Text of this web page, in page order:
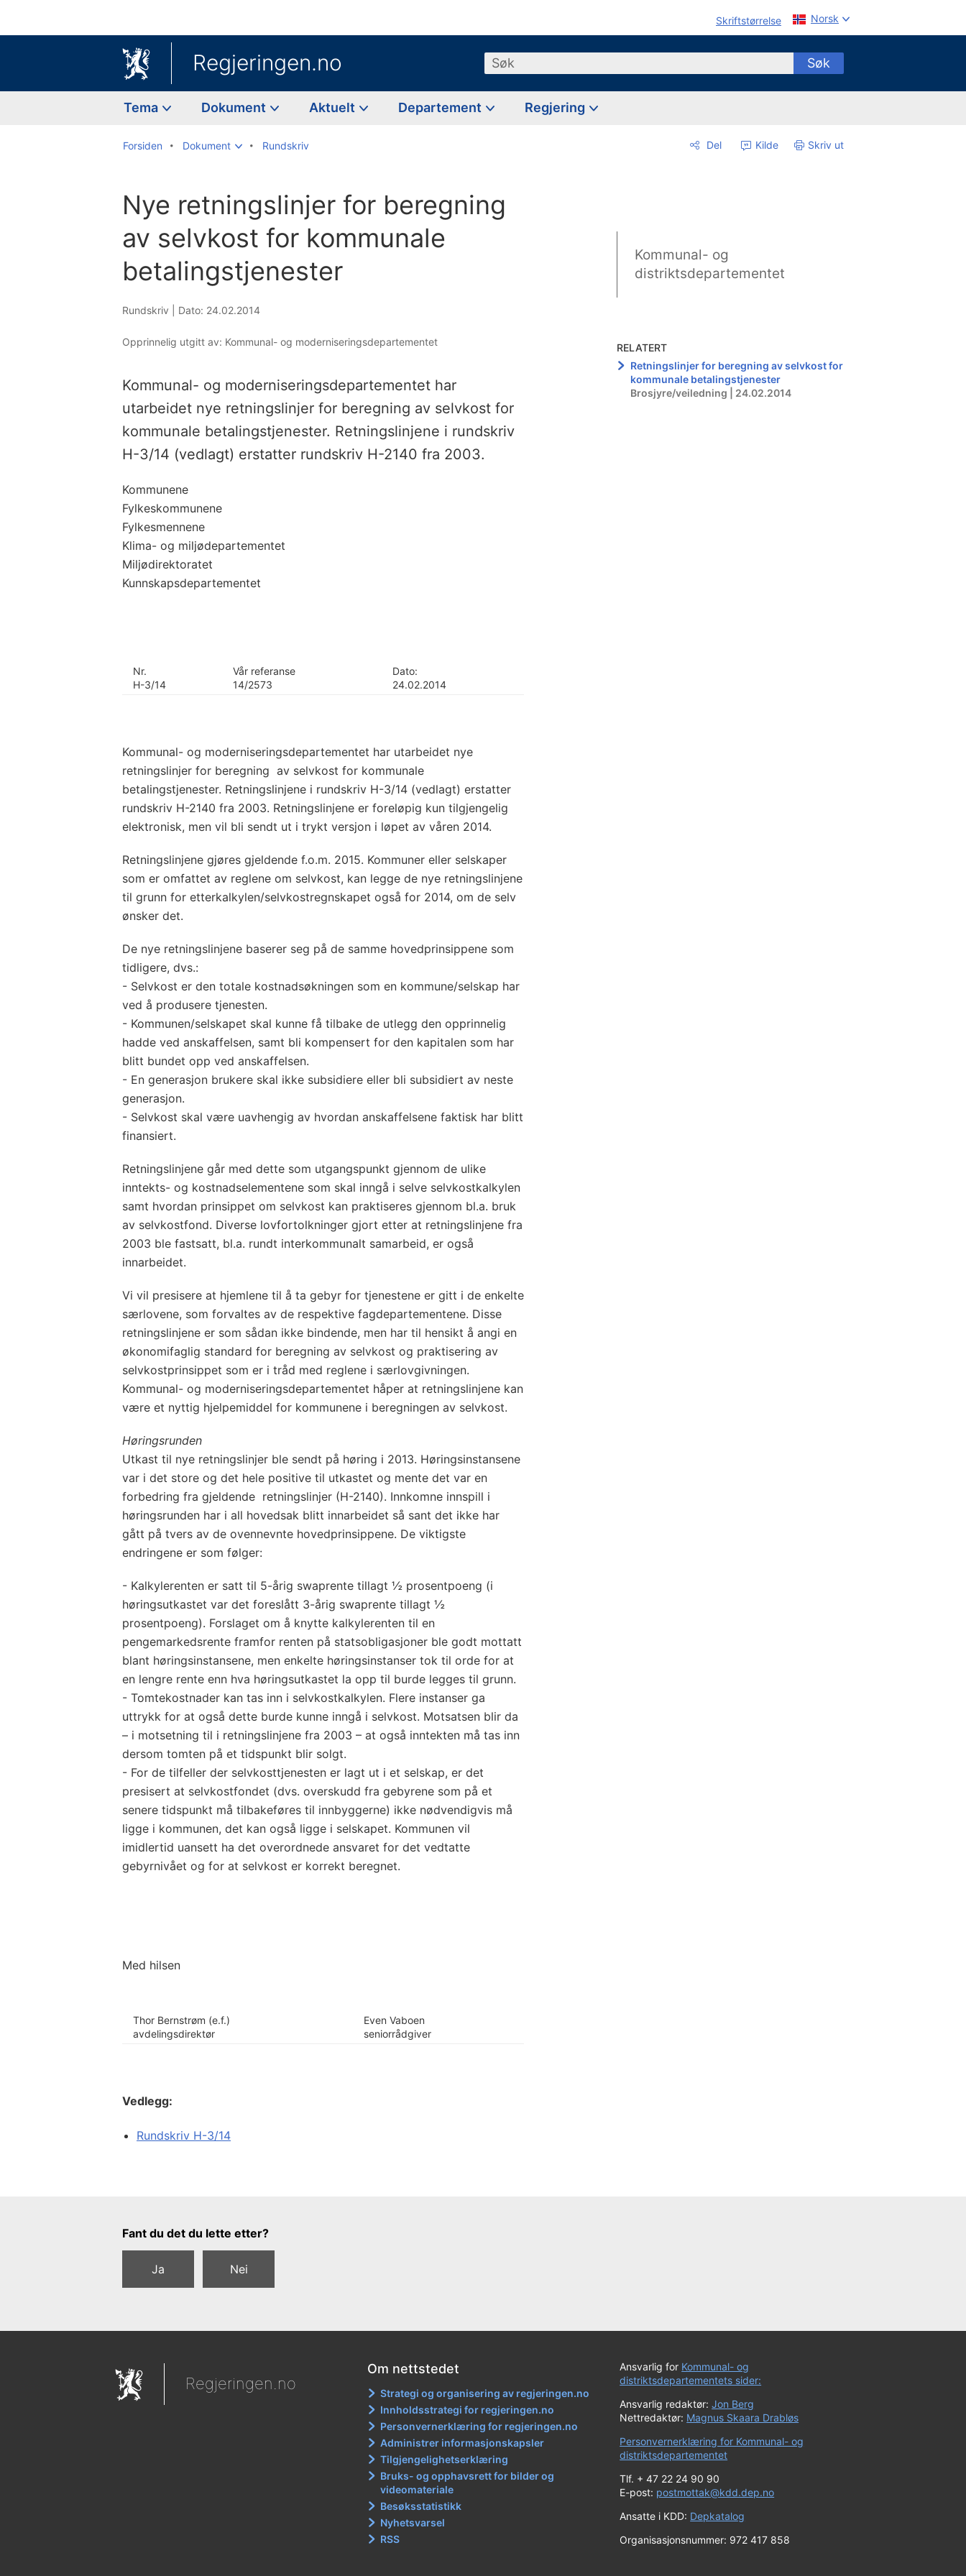
Skriftstørrelse Norsk
Regjeringen.no Søk Søk
Tema Dokument Aktuelt Departement Regjering
Forsiden Dokument Rundskriv Del Kilde Skriv ut
Nye retningslinjer for beregning
av selvkost for kommunale
betalingstjenester
Rundskriv | Dato: 24.02.2014
Opprinnelig utgitt av: Kommunal- og moderniseringsdepartementet
Kommunal- og moderniseringsdepartementet har
utarbeidet nye retningslinjer for beregning av selvkost for
kommunale betalingstjenester. Retningslinjene i rundskriv
H-3/14 (vedlagt) erstatter rundskriv H-2140 fra 2003.
Kommunene
Fylkeskommunene
Fylkesmennene
Klima- og miljødepartementet
Miljødirektoratet
Kunnskapsdepartementet
Nr.
H-3/14
Vår referanse
14/2573
Dato:
24.02.2014
Kommunal- og moderniseringsdepartementet har utarbeidet nye
retningslinjer for beregning av selvkost for kommunale
betalingstjenester. Retningslinjene i rundskriv H-3/14 (vedlagt) erstatter
rundskriv H-2140 fra 2003. Retningslinjene er foreløpig kun tilgjengelig
elektronisk, men vil bli sendt ut i trykt versjon i løpet av våren 2014.
Retningslinjene gjøres gjeldende f.o.m. 2015. Kommuner eller selskaper
som er omfattet av reglene om selvkost, kan legge de nye retningslinjene
til grunn for etterkalkylen/selvkostregnskapet også for 2014, om de selv
ønsker det.
De nye retningslinjene baserer seg på de samme hovedprinsippene som
tidligere, dvs.:
- Selvkost er den totale kostnadsøkningen som en kommune/selskap har
ved å produsere tjenesten.
- Kommunen/selskapet skal kunne få tilbake de utlegg den opprinnelig
hadde ved anskaffelsen, samt bli kompensert for den kapitalen som har
blitt bundet opp ved anskaffelsen.
- En generasjon brukere skal ikke subsidiere eller bli subsidiert av neste
generasjon.
- Selvkost skal være uavhengig av hvordan anskaffelsene faktisk har blitt
finansiert.
Retningslinjene går med dette som utgangspunkt gjennom de ulike
inntekts- og kostnadselementene som skal inngå i selve selvkostkalkylen
samt hvordan prinsippet om selvkost kan praktiseres gjennom bl.a. bruk
av selvkostfond. Diverse lovfortolkninger gjort etter at retningslinjene fra
2003 ble fastsatt, bl.a. rundt interkommunalt samarbeid, er også
innarbeidet.
Vi vil presisere at hjemlene til å ta gebyr for tjenestene er gitt i de enkelte
særlovene, som forvaltes av de respektive fagdepartementene. Disse
retningslinjene er som sådan ikke bindende, men har til hensikt å angi en
økonomifaglig standard for beregning av selvkost og praktisering av
selvkostprinsippet som er i tråd med reglene i særlovgivningen.
Kommunal- og moderniseringsdepartementet håper at retningslinjene kan
være et nyttig hjelpemiddel for kommunene i beregningen av selvkost.
Høringsrunden
Utkast til nye retningslinjer ble sendt på høring i 2013. Høringsinstansene
var i det store og det hele positive til utkastet og mente det var en
forbedring fra gjeldende retningslinjer (H-2140). Innkomne innspill i
høringsrunden har i all hovedsak blitt innarbeidet så sant det ikke har
gått på tvers av de ovennevnte hovedprinsippene. De viktigste
endringene er som følger:
- Kalkylerenten er satt til 5-årig swaprente tillagt ½ prosentpoeng (i
høringsutkastet var det foreslått 3-årig swaprente tillagt ½
prosentpoeng). Forslaget om å knytte kalkylerenten til en
pengemarkedsrente framfor renten på statsobligasjoner ble godt mottatt
blant høringsinstansene, men enkelte høringsinstanser tok til orde for at
en lengre rente enn hva høringsutkastet la opp til burde legges til grunn.
- Tomtekostnader kan tas inn i selvkostkalkylen. Flere instanser ga
uttrykk for at også dette burde kunne inngå i selvkost. Motsatsen blir da
– i motsetning til i retningslinjene fra 2003 – at også inntekten må tas inn
dersom tomten på et tidspunkt blir solgt.
- For de tilfeller der selvkosttjenesten er lagt ut i et selskap, er det
presisert at selvkostfondet (dvs. overskudd fra gebyrene som på et
senere tidspunkt må tilbakeføres til innbyggerne) ikke nødvendigvis må
ligge i kommunen, det kan også ligge i selskapet. Kommunen vil
imidlertid uansett ha det overordnede ansvaret for det vedtatte
gebyrnivået og for at selvkost er korrekt beregnet.
Med hilsen
Thor Bernstrøm (e.f.)
avdelingsdirektør
Even Vaboen
seniorrådgiver
Vedlegg:
Rundskriv H-3/14
Kommunal- og
distriktsdepartementet
RELATERT
Retningslinjer for beregning av selvkost for
kommunale betalingstjenester
Brosjyre/veiledning | 24.02.2014
Tilbakemeldingsskjema
Fant du det du lette etter?
Ja Nei
Regjeringen.no
Om nettstedet
Strategi og organisering av regjeringen.no
Innholdsstrategi for regjeringen.no
Personvernerklæring for regjeringen.no
Administrer informasjonskapsler
Tilgjengelighetserklæring
Bruks- og opphavsrett for bilder og
videomateriale
Besøksstatistikk
Nyhetsvarsel
RSS
Ansvarlig for Kommunal- og
distriktsdepartementets sider:
Ansvarlig redaktør:Jon Berg
Nettredaktør: Magnus Skaara Drabløs
Personvernerklæring for Kommunal- og
distriktsdepartementet
Tlf. + 47 22 24 90 90
E-post: postmottak@kdd.dep.no
Ansatte i KDD: Depkatalog
Organisasjonsnummer: 972 417 858